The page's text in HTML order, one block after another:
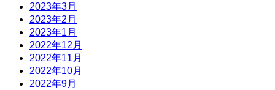
2023年3月
2023年2月
2023年1月
2022年12月
2022年11月
2022年10月
2022年9月